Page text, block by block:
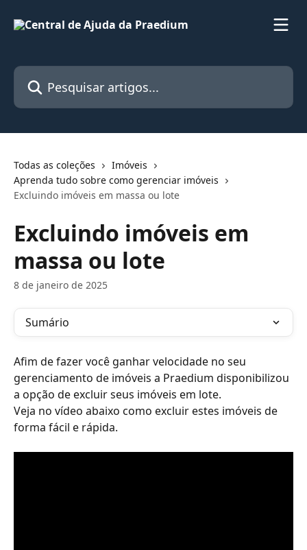
Pesquisar artigos...
Todas as coleções
Imóveis
Aprenda tudo sobre como gerenciar imóveis
Excluindo imóveis em massa ou lote
Excluindo imóveis em
massa ou lote
8 de janeiro de 2025
Sumário
Afim de fazer você ganhar velocidade no seu
gerenciamento de imóveis a Praedium disponibilizou
a opção de excluir seus imóveis em lote.
Veja no vídeo abaixo como excluir estes imóveis de
forma fácil e rápida.